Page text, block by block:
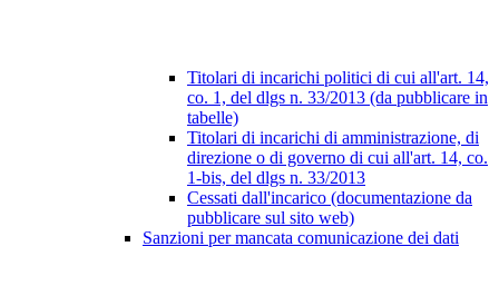
Titolari di incarichi politici di cui all'art. 14,
co. 1, del dlgs n. 33/2013 (da pubblicare in
tabelle)
Titolari di incarichi di amministrazione, di
direzione o di governo di cui all'art. 14, co.
1-bis, del dlgs n. 33/2013
Cessati dall'incarico (documentazione da
pubblicare sul sito web)
Sanzioni per mancata comunicazione dei dati